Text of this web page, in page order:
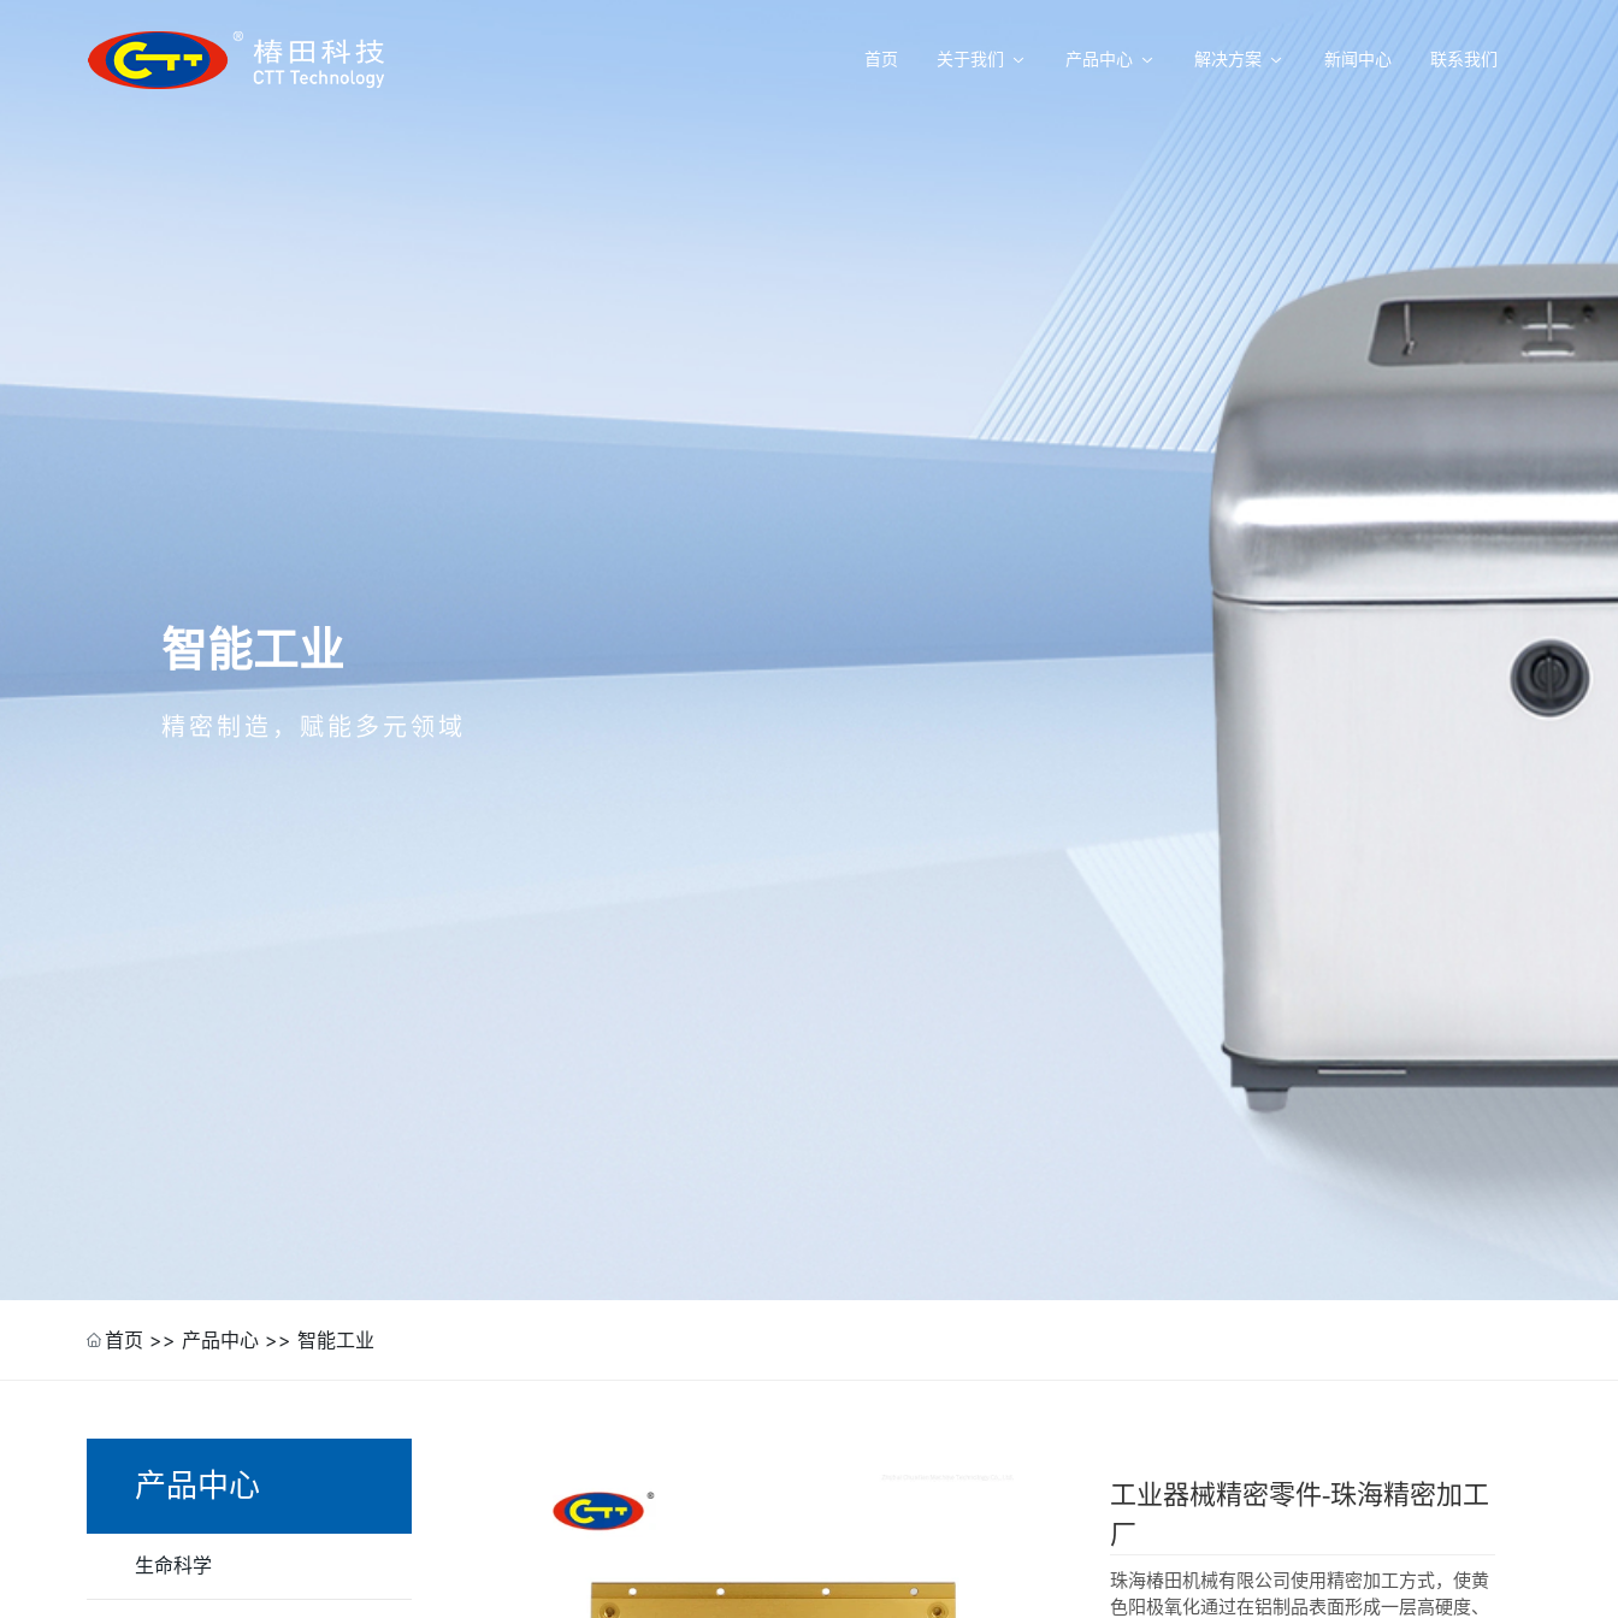
首页 关于我们 产品中心 解决方案 新闻中心 联系我们
智能工业
精密制造，赋能多元领域
首页 >> 产品中心 >> 智能工业
产品中心
生命科学
工业器械精密零件-珠海精密加工
厂
珠海椿田机械有限公司使用精密加工方式，使黄
色阳极氧化通过在铝制品表面形成一层高硬度、